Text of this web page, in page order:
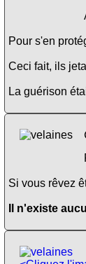
Pour s'en
Ceci fait, ils
La guérison
Si vous rêvez
Il n'existe